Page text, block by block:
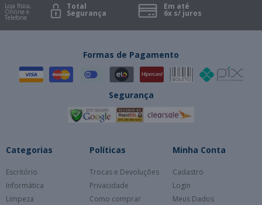
física,
e
Total
Segurança
Em até
6x s/ juros
Formas de Pagamento
Segurança
Categorias
Escritório
Informática
Limpeza
Políticas
Trocas e Devoluções
Privacidade
Como comprar
Minha Conta
Cadastro
Login
Meus Dados